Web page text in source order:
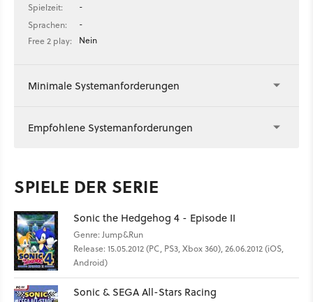
Spielzeit:
-
Sprachen:
-
Free 2 play:
Nein
Minimale Systemanforderungen
Empfohlene Systemanforderungen
SPIELE DER SERIE
Sonic the Hedgehog 4 - Episode II
Genre: Jump&Run
Release: 15.05.2012 (PC, PS3, Xbox 360), 26.06.2012 (iOS,
Android)
Sonic & SEGA All-Stars Racing